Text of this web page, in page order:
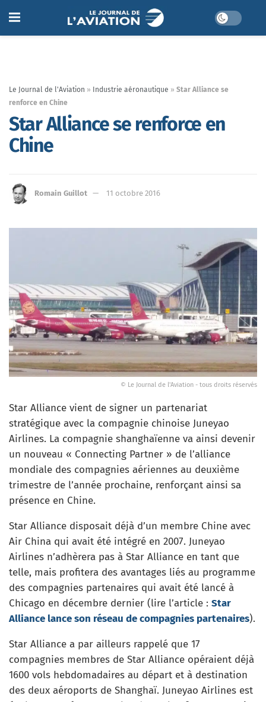
Le Journal de l'Aviation » Industrie aéronautique » Star Alliance se
renforce en Chine
Star Alliance se renforce en
Chine
Romain Guillot 11 octobre 2016
© Le Journal de l'Aviation - tous droits réservés
Star Alliance vient de signer un partenariat
stratégique avec la compagnie chinoise Juneyao
Airlines. La compagnie shanghaïenne va ainsi devenir
un nouveau « Connecting Partner » de l’alliance
mondiale des compagnies aériennes au deuxième
trimestre de l’année prochaine, renforçant ainsi sa
présence en Chine.
Star Alliance disposait déjà d’un membre Chine avec
Air China qui avait été intégré en 2007. Juneyao
Airlines n’adhèrera pas à Star Alliance en tant que
telle, mais profitera des avantages liés au programme
des compagnies partenaires qui avait été lancé à
Chicago en décembre dernier (lire l’article : Star
Alliance lance son réseau de compagnies partenaires).
Star Alliance a par ailleurs rappelé que 17
compagnies membres de Star Alliance opéraient déjà
1600 vols hebdomadaires au départ et à destination
des deux aéroports de Shanghaï. Juneyao Airlines est